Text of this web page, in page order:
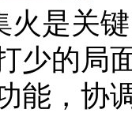
火是关
少的局
能，协